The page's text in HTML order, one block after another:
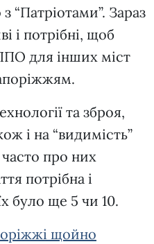
Зараз
і потрібні, щоб
для інших міст
та зброя,
і на “видимість”
про них
потрібна і
було ще 5 чи 10.
щойно